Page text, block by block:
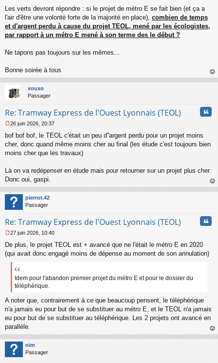
Les verts devront répondre : si le projet de métro E se fait bien (et ça a
l'air d'être une volonté forte de la majorité en place), combien de temps
et d'argent perdu à cause du projet TEOL, mené par les écologistes,
par rapport à un métro E mené à son terme des le début ?
Ne tapons pas toujours sur les mêmes...
Bonne soirée à tous
au
xouxo
Passager
Re: Tramway Express de l'Ouest Lyonnais (TEOL)
e
s
s
e
n
o
n
l
u
26 juin 2026, 20:37
bof bof bof, le TEOL c'était un peu d''argent perdu pour un projet moins
cher, donc quand même moins cher au final (les étude c'est toujours bien
moins cher que les travaux)
Là on va redépenser en étude mais pour retourner sur un projet plus cher.
Donc oui, gaspi.
au
pierrot.42
Passager
Re: Tramway Express de l'Ouest Lyonnais (TEOL)
e
s
n
l
u
27 juin 2026, 10:40
De plus, le projet TEOL est + avancé que ne l'était le métro E en 2020
(qui avait donc engagé moins de dépense au moment de son annulation)
Idem pour l'abandon premier projet du métro E et pour le dossier du
téléphérique.
A noter que, contrairement à ce que beaucoup pensent, le téléphérique
n'a jamais eu pour but de se substituer au métro E, et le TEOL n'a jamais
eu pour but de se substituer au téléphérique. Les 2 projets ont avancé en
parallèle.
au
nim
Passager